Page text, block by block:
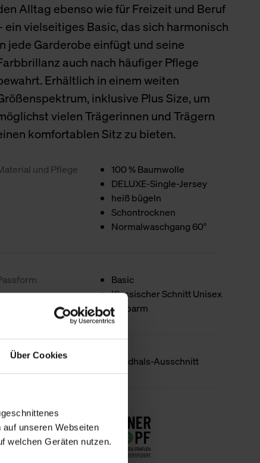
Über Cookies
unseren Webseiten
welchen Geräten nutzen.
Alltag ebenso wie für Freizeit und Beruf
ein vielseitiges Basic, das sich harmonisch
jede Garderobe einfügt und seine
auch nach häufiger Pflege
Erhältlich in einem weiten
inklusive Plus Size, um
vielen Trägerinnen und Trägern
komfortablen Sitz zu bieten.
und Pflege
100 % Baumwolle
DELUXE-Single-Jersey
heiß bügeln
Schontrocknen
Normalwaschgang 60°
Basic
Klassischer Schnitt Unisex
Halbarm
Produktdetails Rundhals-Ausschnitt